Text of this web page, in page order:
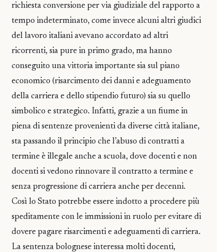
richiesta conversione per via giudiziale del rapporto a
tempo indeterminato, come invece alcuni altri giudici
del lavoro italiani avevano accordato ad altri
ricorrenti, sia pure in primo grado, ma hanno
conseguito una vittoria importante sia sul piano
economico (risarcimento dei danni e adeguamento
della carriera e dello stipendio futuro) sia su quello
simbolico e strategico. Infatti, grazie a un fiume in
piena di sentenze provenienti da diverse città italiane,
sta passando il principio che l’abuso di contratti a
termine è illegale anche a scuola, dove docenti e non
docenti si vedono rinnovare il contratto a termine e
senza progressione di carriera anche per decenni.
Così lo Stato potrebbe essere indotto a procedere più
speditamente con le immissioni in ruolo per evitare di
dovere pagare risarcimenti e adeguamenti di carriera.
La sentenza bolognese interessa molti docenti,